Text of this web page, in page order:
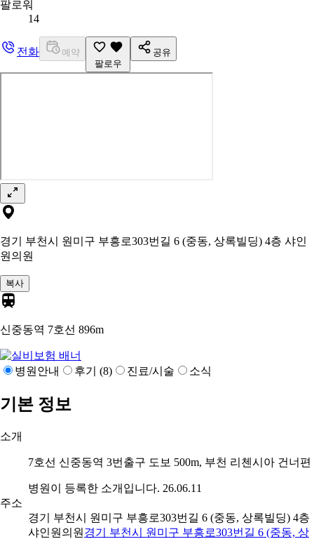
팔로워
14
전화
예약
팔로우
공유
경기 부천시 원미구 부흥로303번길 6 (중동, 상록빌딩) 4층 샤인
원의원
복사
신중동역 7호선 896m
병원안내 후기 (8) 진료/시술 소식
기본 정보
소개
7호선 신중동역 3번출구 도보 500m, 부천 리첸시아 건너편
병원이 등록한 소개입니다. 26.06.11
주소
경기 부천시 원미구 부흥로303번길 6 (중동, 상록빌딩) 4층
샤인원의원 경기 부천시 원미구 부흥로303번길 6 (중동, 상